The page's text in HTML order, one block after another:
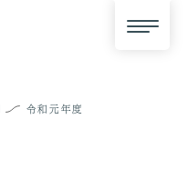
令和元年度